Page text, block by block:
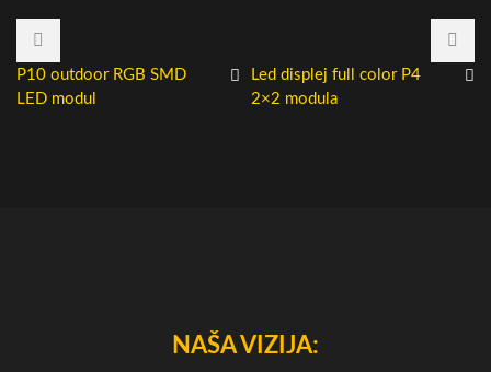
P10 outdoor RGB SMD
LED modul
Led displej full color P4
2×2 modula
NAŠA VIZIJA: